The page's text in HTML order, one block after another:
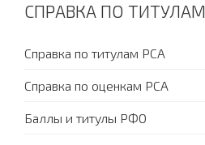
СПРАВКА ПО ТИТУЛАМ
Справка по титулам PCA
Справка по оценкам PCA
Баллы и титулы РФО